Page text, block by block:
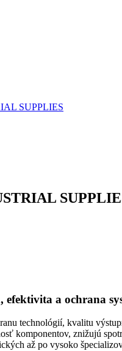
efektivita a ochrana
technológií, kvalitu
komponentov, znižujú
až po vysoko